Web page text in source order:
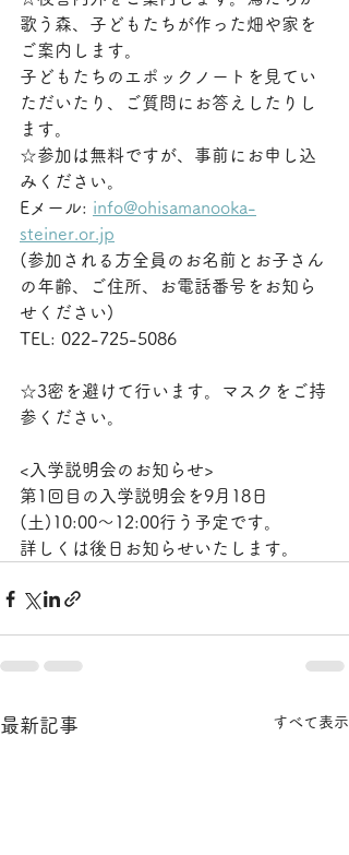
歌う森、子どもたちが作った畑や家を
ご案内します。
子どもたちのエポックノートを見てい
ただいたり、ご質問にお答えしたりし
ます。
☆参加は無料ですが、事前にお申し込
みください。
Eメール: info@ohisamanooka-
steiner.or.jp
(参加される方全員のお名前とお子さん
の年齢、ご住所、お電話番号をお知ら
せください)
TEL: 022-725-5086
☆3密を避けて行います。マスクをご持
参ください。
<入学説明会のお知らせ>
第1回目の入学説明会を9月18日
(土)10:00〜12:00行う予定です。
詳しくは後日お知らせいたします。
最新記事 すべて表示